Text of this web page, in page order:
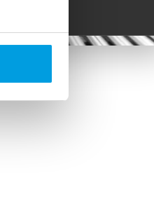
Wachstum.